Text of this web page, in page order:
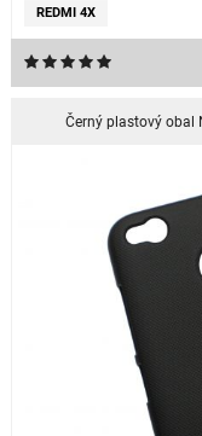
REDMI 4X
Černý plastový obal